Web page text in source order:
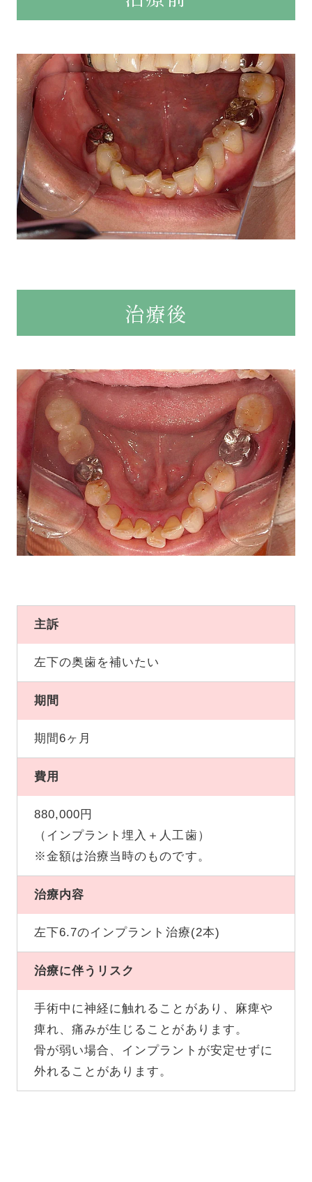
治療後
主訴
左下の奥歯を補いたい
期間
期間6ヶ月
費用
880,000円
（インプラント埋入＋人工歯）
※金額は治療当時のものです。
治療内容
左下6.7のインプラント治療(2本)
治療に伴うリスク
手術中に神経に触れることがあり、麻痺や
痺れ、痛みが生じることがあります。
骨が弱い場合、インプラントが安定せずに
外れることがあります。